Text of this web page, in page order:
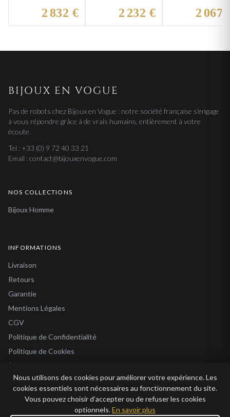
2 832 € 2 232 € 2 067
BIJOUX EN VOGUE
Pas de robots chez Bijoux en Vogue : notre société française s'engage
à vous répondre grâce à de vrais humains, entièrement à votre
écoute.
Tel : +33 (0) 9 72 40 33 21
Email : contact@bijouxenvogue.com
NOS COLLECTIONS
Bijoux Homme
INFORMATIONS
Livraison
Retours
Garantie
Mentions Légales
CGV
Politique de Confidentialité
Politique de Cookies
À Propos
Blog
Nous utilisons des cookies pour améliorer votre expérience. Les
cookies essentiels sont nécessaires au fonctionnement du site.
Vous pouvez choisir d’accepter ou de refuser les cookies
optionnels.En savoir plus